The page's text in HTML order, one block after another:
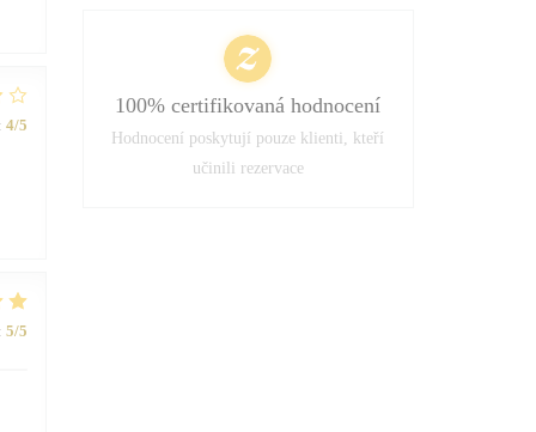
: 4/5
: 5/5
100% certifikovaná hodnocení
Hodnocení poskytují pouze klienti, kteří
učinili rezervace